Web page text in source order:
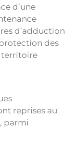
d’une
d’adduction
des
territoire
reprises au
parmi